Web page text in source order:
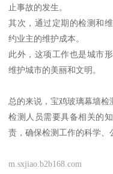
止事故的发生。
其次，通过定期的检测和
约业主的维护成本。
此外，这项工作也是城市
维护城市的美丽和文明。
总的来说，宝鸡玻璃幕墙检
检测人员需要具备相关的
责，确保检测工作的科学、
m.sxjiao.b2b168.com